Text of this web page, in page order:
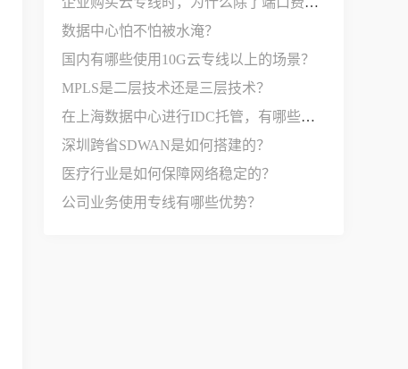
数据中心怕不怕被水淹？
国内有哪些使用10G云专线以上的场景？
MPLS是二层技术还是三层技术？
在上海数据中心进行IDC托管，有哪些选择？
深圳跨省SDWAN是如何搭建的？
医疗行业是如何保障网络稳定的？
公司业务使用专线有哪些优势？